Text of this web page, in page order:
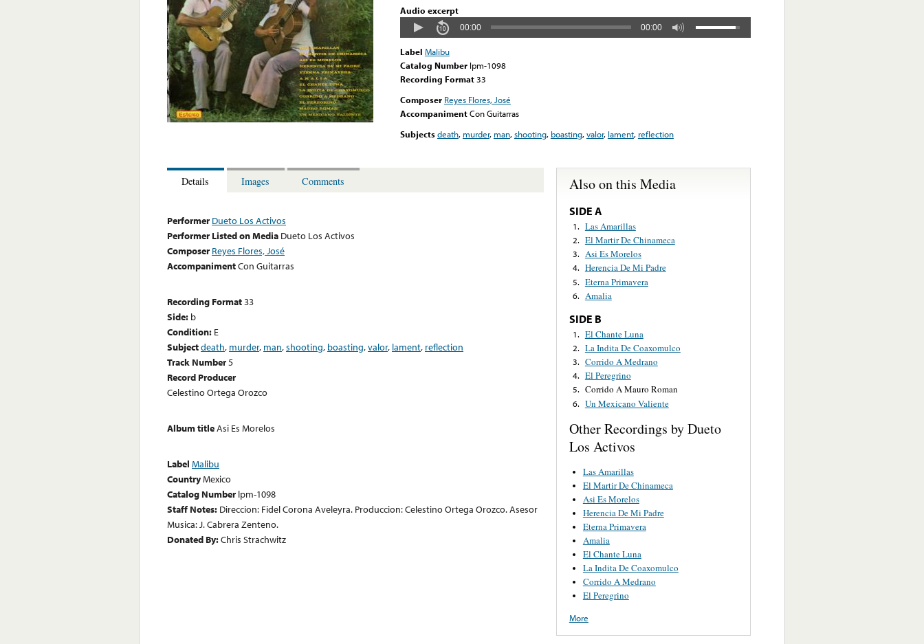
Audio excerpt
00:00 00:00
Label Malibu
Catalog Number lpm-1098
Recording Format33
Composer Reyes Flores, José
AccompanimentCon Guitarras
Subjectsdeath, murder, man,shooting, boasting,valor, lament, reflection
Details Images Comments
Performer Dueto Los Activos
Performer Listed on Media Dueto Los Activos
Composer Reyes Flores, José
AccompanimentCon Guitarras
Recording Format33
Side: b
Condition: E
Subjectdeath, murder, man,shooting, boasting,valor, lament, reflection
Track Number5
Record Producer
Celestino Ortega Orozco
Album titleAsi Es Morelos
Label Malibu
CountryMexico
Catalog Number lpm-1098
Staff Notes: Direccion: Fidel Corona Aveleyra. Produccion: Celestino Ortega Orozco. Asesor
Musica: J. Cabrera Zenteno.
Donated By:Chris Strachwitz
Also on this Media
SIDE A
1. Las Amarillas
2. El Martir De Chinameca
3. Asi Es Morelos
4. Herencia De Mi Padre
5. Eterna Primavera
6. Amalia
SIDE B
1. El Chante Luna
2. La Indita De Coaxomulco
3. Corrido A Medrano
4. El Peregrino
5. Corrido A Mauro Roman
6. Un Mexicano Valiente
Other Recordings by Dueto
Los Activos
Las Amarillas
El Martir De Chinameca
Asi Es Morelos
Herencia De Mi Padre
Eterna Primavera
Amalia
El Chante Luna
La Indita De Coaxomulco
Corrido A Medrano
El Peregrino
More